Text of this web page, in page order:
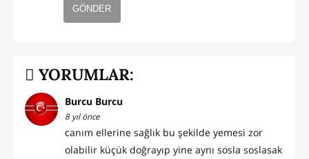
GÖNDER
YORUMLAR:
Burcu Burcu
8 yıl önce
canım ellerine sağlık bu şekilde yemesi zor
olabilir küçük doğrayıp yine aynı sosla soslasak